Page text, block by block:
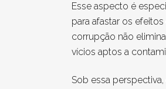
Esse aspecto é
para afastar os
corrupção não
vícios aptos a
Sob essa